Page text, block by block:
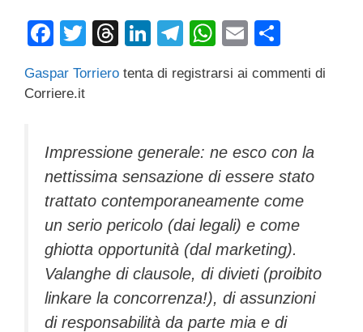
F
c
o
o
k
T
tt
T
e
s
Li
k
n
T
e
m
W
at
p
p
E
ail n
di
Gaspar Torriero tenta di registrarsi ai commenti di
Corriere.it
Impressione generale: ne esco con la
nettissima sensazione di essere stato
trattato contemporaneamente come
un serio pericolo (dai legali) e come
ghiotta opportunità (dal marketing).
Valanghe di clausole, di divieti (proibito
linkare la concorrenza!), di assunzioni
di responsabilità da parte mia e di